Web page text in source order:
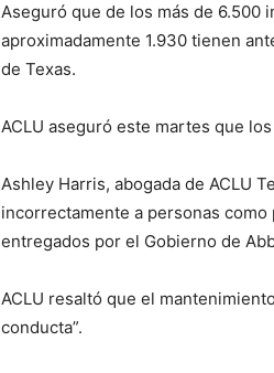
Aseguró que de los más de 6.500
aproximadamente 1.930 tienen
de Texas.
ACLU aseguró este martes que
Ashley Harris, abogada de ACLU
incorrectamente a personas
entregados por el Gobierno de
ACLU resaltó que el
conducta”.